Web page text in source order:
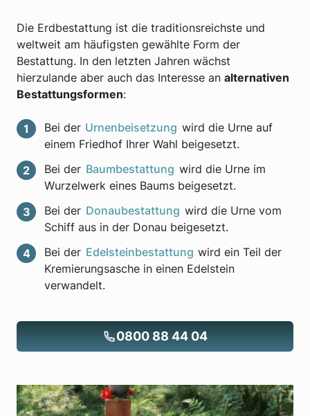
Die Erdbestattung ist die traditionsreichste und
weltweit am häufigsten gewählte Form der
Bestattung. In den letzten Jahren wächst
hierzulande aber auch das Interesse an alternativen
Bestattungsformen:
Bei der Urnenbeisetzung wird die Urne auf
einem Friedhof Ihrer Wahl beigesetzt.
Bei der Baumbestattung wird die Urne im
Wurzelwerk eines Baums beigesetzt.
Bei der Donaubestattung wird die Urne vom
Schiff aus in der Donau beigesetzt.
Bei der Edelsteinbestattung wird ein Teil der
Kremierungsasche in einen Edelstein
verwandelt.
0800 88 44 04